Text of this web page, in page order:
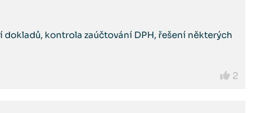
kontrola zaúčtování DPH, řešení některých
2